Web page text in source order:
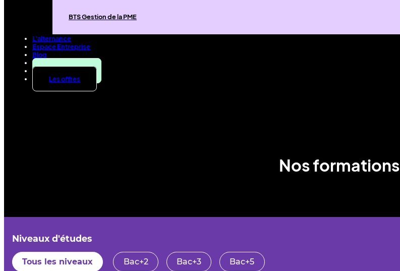
BTS Gestion de la PME
L'alternance
Espace Entreprise
Blog
Contact
Les offres
Nos formations
Niveaux d'études
Tous les niveaux Bac+2 Bac+3 Bac+5